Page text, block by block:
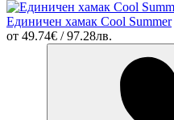
Единичен хамак Cool Summer
от 49.74€ / 97.28лв.